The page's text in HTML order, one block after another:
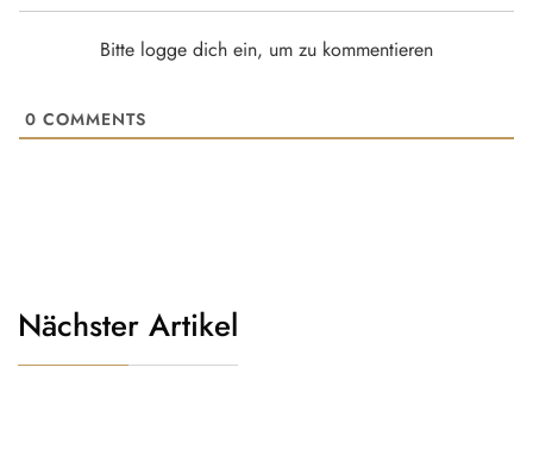
Bitte logge dich ein, um zu kommentieren
0 COMMENTS
Nächster Artikel